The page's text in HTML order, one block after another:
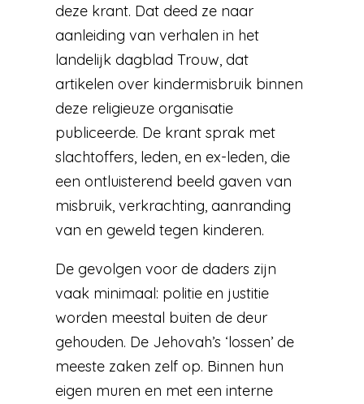
deze krant. Dat deed ze naar
aanleiding van verhalen in het
landelijk dagblad Trouw, dat
artikelen over kindermisbruik binnen
deze religieuze organisatie
publiceerde. De krant sprak met
slachtoffers, leden, en ex-leden, die
een ontluisterend beeld gaven van
misbruik, verkrachting, aanranding
van en geweld tegen kinderen.
De gevolgen voor de daders zijn
vaak minimaal: politie en justitie
worden meestal buiten de deur
gehouden. De Jehovah’s ‘lossen’ de
meeste zaken zelf op. Binnen hun
eigen muren en met een interne